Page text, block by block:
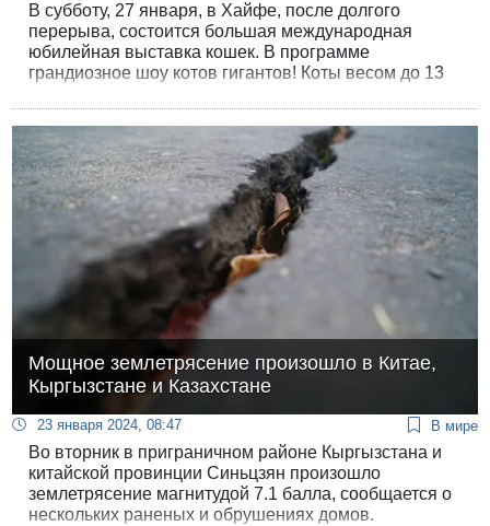
В субботу, 27 января, в Хайфе, после долгого
перерыва, состоится большая международная
юбилейная выставка кошек. В программе
грандиозное шоу котов гигантов! Коты весом до 13
детей.
Мощное землетрясение произошло в Китае,
Кыргызстане и Казахстане
23 января 2024, 08:47 В мире
Во вторник в приграничном районе Кыргызстана и
китайской провинции Синьцзян произошло
землетрясение магнитудой 7.1 балла, сообщается о
нескольких раненых и обрушениях домов.